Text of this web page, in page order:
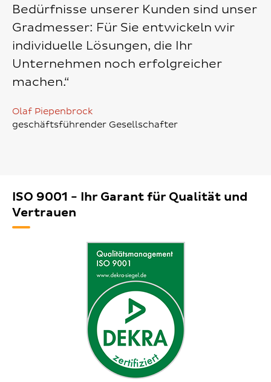
Bedürfnisse unserer Kunden sind unser
Gradmesser: Für Sie entwickeln wir
individuelle Lösungen, die Ihr
Unternehmen noch erfolgreicher
machen.“
Olaf Piepenbrock
geschäftsführender Gesellschafter
ISO 9001 - Ihr Garant für Qualität und
Vertrauen